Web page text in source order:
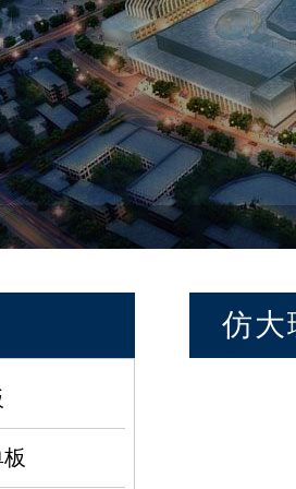
仿大